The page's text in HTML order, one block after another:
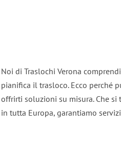
Noi di Traslochi Verona
pianifica il trasloco. Ecco perché
offrirti soluzioni su misura. Che
in tutta Europa, garantiamo